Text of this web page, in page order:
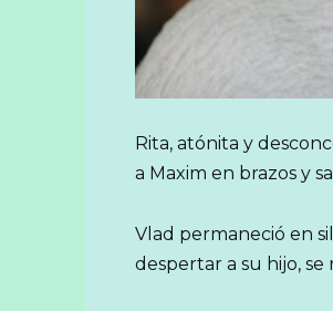
Rita, atónita y
a Maxim en brazos y
Vlad permaneció en
despertar a su hijo,